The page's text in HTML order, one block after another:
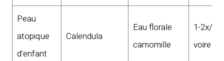
Peau
atopique
d’enfant
Calendula
Eau florale
camomille
1-2x/
voire